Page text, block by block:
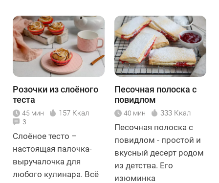
Розочки из слоёного
теста
45 мин 157 Ккал
3
Слоёное тесто –
настоящая палочка-
выручалочка для
любого кулинара. Всё
Песочная полоска с
повидлом
40 мин 333 Ккал
Песочная полоска с
повидлом - простой и
вкусный десерт родом
из детства. Его
изюминка